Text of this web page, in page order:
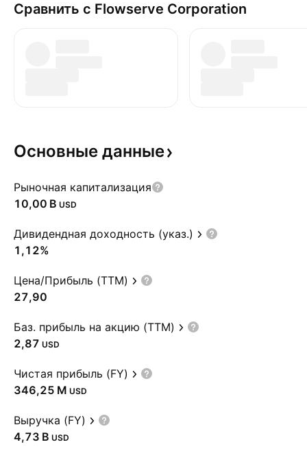
Сравнить с Flowserve Corporation
Основные данные
Рыночная капитализация
‪10,00 B‬ USD
Дивидендная доходность (указ.)
1,12%
Цена/Прибыль (TTM)
27,90
Баз. прибыль на акцию (TTM)
2,87 USD
Чистая прибыль (FY)
‪346,25 M‬ USD
Выручка (FY)
‪4,73 B‬ USD